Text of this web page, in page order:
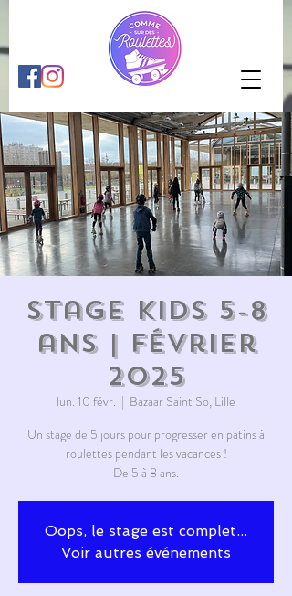
Stage KIDS 5-8
ans | février
2025
lun. 10 févr.
  |
Bazaar Saint So, Lille
Un stage de 5 jours pour progresser en patins à
roulettes pendant les vacances !
De 5 à 8 ans.
Oops, le stage est complet...
Voir autres événements